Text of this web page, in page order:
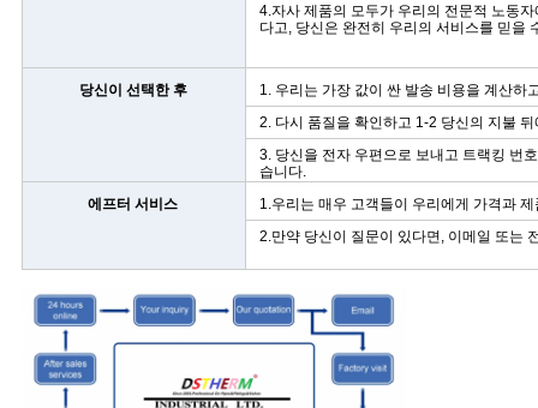
4.자사 제품의 모두가 우리의 전문적 노동
다고, 당신은 완전히 우리의 서비스를 믿을
당신이 선택한 후
1. 우리는 가장 값이 싼 발송 비용을 계산하
2. 다시 품질을 확인하고 1-2 당신의 지불
3. 당신을 전자 우편으로 보내고 트랙킹 번
습니다.
에프터 서비스
1.우리는 매우 고객들이 우리에게 가격과
2.만약 당신이 질문이 있다면, 이메일 또는